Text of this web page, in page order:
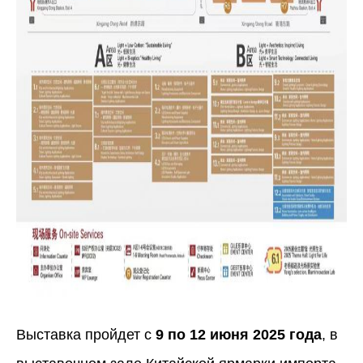
Выставка пройдет с 9 по 12 июня 2025 года, в